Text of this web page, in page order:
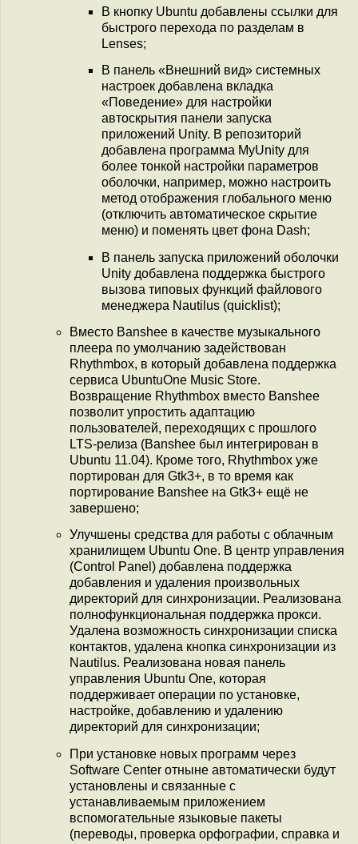
В кнопку Ubuntu добавлены ссылки для
быстрого перехода по разделам в
Lenses;
В панель «Внешний вид» системных
настроек добавлена вкладка
«Поведение» для настройки
автоскрытия панели запуска
приложений Unity. В репозиторий
добавлена программа MyUnity для
более тонкой настройки параметров
оболочки, например, можно настроить
метод отображения глобального меню
(отключить автоматическое скрытие
меню) и поменять цвет фона Dash;
В панель запуска приложений оболочки
Unity добавлена поддержка быстрого
вызова типовых функций файлового
менеджера Nautilus (quicklist);
Вместо Banshee в качестве музыкального
плеера по умолчанию задействован
Rhythmbox, в который добавлена поддержка
сервиса UbuntuOne Music Store.
Возвращение Rhythmbox вместо Banshee
позволит упростить адаптацию
пользователей, переходящих с прошлого
LTS-релиза (Banshee был интегрирован в
Ubuntu 11.04). Кроме того, Rhythmbox уже
портирован для Gtk3+, в то время как
портирование Banshee на Gtk3+ ещё не
завершено;
Улучшены средства для работы с облачным
хранилищем Ubuntu One. В центр управления
(Control Panel) добавлена поддержка
добавления и удаления произвольных
директорий для синхронизации. Реализована
полнофункциональная поддержка прокси.
Удалена возможность синхронизации списка
контактов, удалена кнопка синхронизации из
Nautilus. Реализована новая панель
управления Ubuntu One, которая
поддерживает операции по установке,
настройке, добавлению и удалению
директорий для синхронизации;
При установке новых программ через
Software Center отныне автоматически будут
установлены и связанные с
устанавливаемым приложением
вспомогательные языковые пакеты
(переводы, проверка орфографии, справка и